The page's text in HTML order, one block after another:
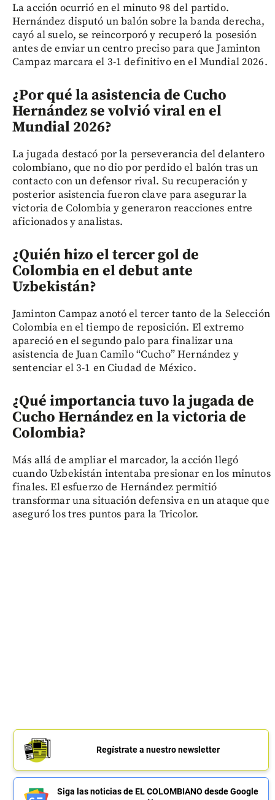
La acción ocurrió en el minuto 98 del partido.
Hernández disputó un balón sobre la banda derecha,
cayó al suelo, se reincorporó y recuperó la posesión
antes de enviar un centro preciso para que Jaminton
Campaz marcara el 3-1 definitivo en el Mundial 2026.
¿Por qué la asistencia de Cucho
Hernández se volvió viral en el
Mundial 2026?
La jugada destacó por la perseverancia del delantero
colombiano, que no dio por perdido el balón tras un
contacto con un defensor rival. Su recuperación y
posterior asistencia fueron clave para asegurar la
victoria de Colombia y generaron reacciones entre
aficionados y analistas.
¿Quién hizo el tercer gol de
Colombia en el debut ante
Uzbekistán?
Jaminton Campaz anotó el tercer tanto de la Selección
Colombia en el tiempo de reposición. El extremo
apareció en el segundo palo para finalizar una
asistencia de Juan Camilo “Cucho” Hernández y
sentenciar el 3-1 en Ciudad de México.
¿Qué importancia tuvo la jugada de
Cucho Hernández en la victoria de
Colombia?
Más allá de ampliar el marcador, la acción llegó
cuando Uzbekistán intentaba presionar en los minutos
finales. El esfuerzo de Hernández permitió
transformar una situación defensiva en un ataque que
aseguró los tres puntos para la Tricolor.
Regístrate a nuestro newsletter
Siga las noticias de EL COLOMBIANO desde Google